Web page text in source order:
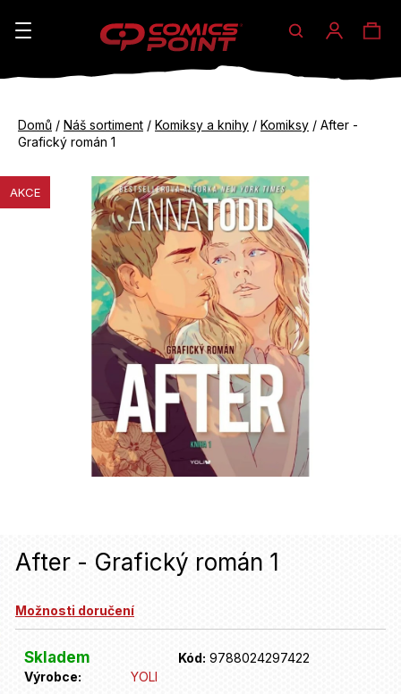
Hledat
Domů / Náš sortiment / Komiksy a knihy / Komiksy / After -
Grafický román 1
After - Grafický román 1
Možnosti doručení
Skladem Kód: 9788024297422
Výrobce:
YOLI
AKCE
K
k
do
do
C
o
n
j